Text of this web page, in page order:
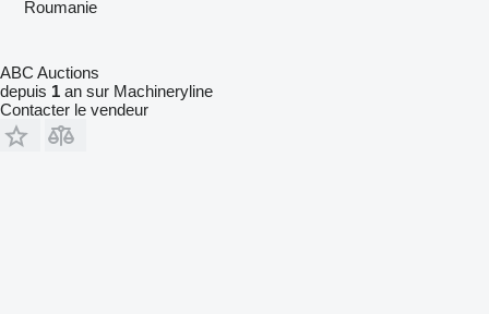
Roumanie
ABC Auctions
depuis 1 an sur Machineryline
Contacter le vendeur